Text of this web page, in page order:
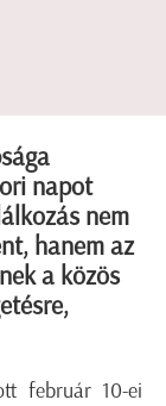
napot
nem
hanem az
a közös
február 10-ei